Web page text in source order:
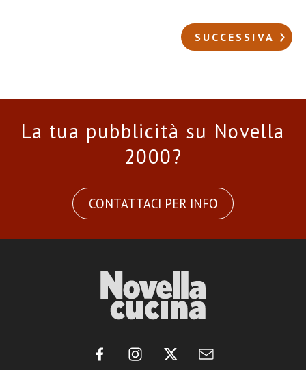
SUCCESSIVA
La tua pubblicità su Novella
2000?
CONTATTACI PER INFO